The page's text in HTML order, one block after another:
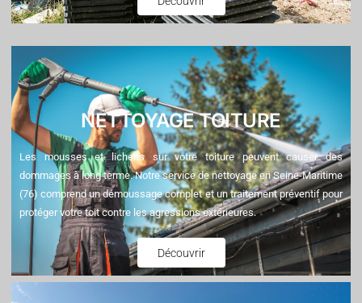
NETTOYAGE TOITURE
Les mousses et lichens sur votre toiture peuvent causer des
dommages à long terme. Notre service de nettoyage en Seine-Maritime
(76) comprend un démoussage complet et un traitement préventif pour
protéger votre toit contre les agressions extérieures.
Découvrir